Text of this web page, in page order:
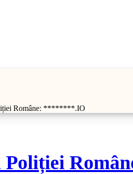
Române: ********.IO
Poliției